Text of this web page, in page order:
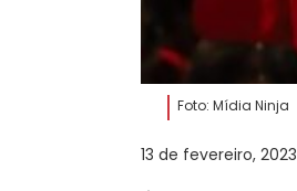
Foto: Mídia Ninja
13 de fevereiro, 2023